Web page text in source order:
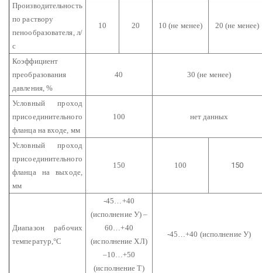
Производительность
по раствору
пенообразователя, л/
с
10 20 10 (не менее) 20 (не менее)
Коэффициент
преобразования
давления, %
40 30 (не менее)
Условный проход
присоединительного
фланца на входе, мм
100 нет данных
Условный проход
присоединительного
фланца на выходе,
мм
150 100 150
Диапазон рабочих
температур,°С
-45…+40
(исполнение У) –
60…+40
(исполнение ХЛ)
–10…+50
(исполнение Т)
-45…+40 (исполнение У)